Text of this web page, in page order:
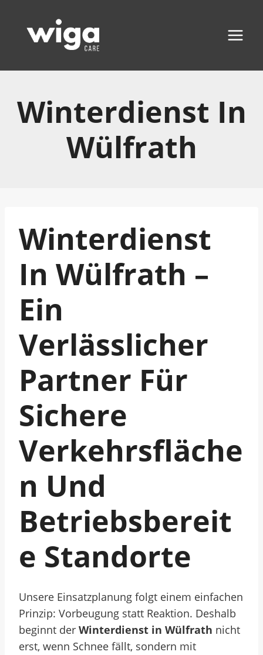
Inhalt
springen
Winterdienst In
Wülfrath
Winterdienst
In Wülfrath –
Ein
Verlässlicher
Partner Für
Sichere
Verkehrsfläche
N Und
Betriebsbereit
E Standorte
Unsere Einsatzplanung folgt einem einfachen
Prinzip: Vorbeugung statt Reaktion. Deshalb
beginnt der Winterdienst in Wülfrath nicht
erst, wenn Schnee fällt, sondern mit